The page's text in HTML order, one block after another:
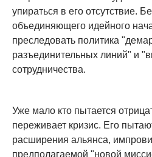
упираться в его отсутствие.
объединяющего идейного
преследовать политика
разъединительных линий" и
сотрудничества.
Уже мало кто пытается
переживает кризис. Его
расширения альянса,
предполагаемой "новой